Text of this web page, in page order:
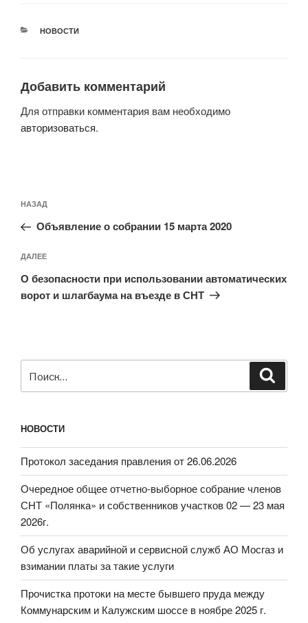
РУБРИКИ
НОВОСТИ
Добавить комментарий
Для отправки комментария вам необходимо
авторизоваться.
по
записям
Предыдущая
запись:
НАЗАД
Объявление о собрании 15 марта 2020
Следующая
запись
ДАЛЕЕ
О безопасности при использовании автоматических
ворот и шлагбаума на въезде в СНТ
НОВОСТИ
Протокол заседания правления от 26.06.2026
Очередное общее отчетно-выборное собрание членов
СНТ «Полянка» и собственников участков 02 — 23 мая
2026г.
Об услугах аварийной и сервисной служб АО Мосгаз и
взимании платы за такие услуги
Прочистка протоки на месте бывшего пруда между
Коммунарским и Калужским шоссе в ноябре 2025 г.